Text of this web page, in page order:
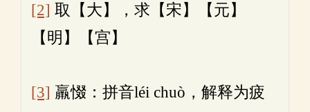
[2] 取【大】，求【宋】【元】
【明】【宫】
[3] 羸惙：拼音léi chuò，解释为疲